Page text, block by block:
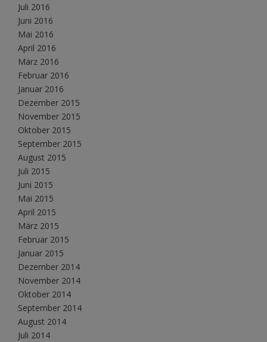
Juli 2016
Juni 2016
Mai 2016
April 2016
März 2016
Februar 2016
Januar 2016
Dezember 2015
November 2015
Oktober 2015
September 2015
August 2015
Juli 2015
Juni 2015
Mai 2015
April 2015
März 2015
Februar 2015
Januar 2015
Dezember 2014
November 2014
Oktober 2014
September 2014
August 2014
Juli 2014